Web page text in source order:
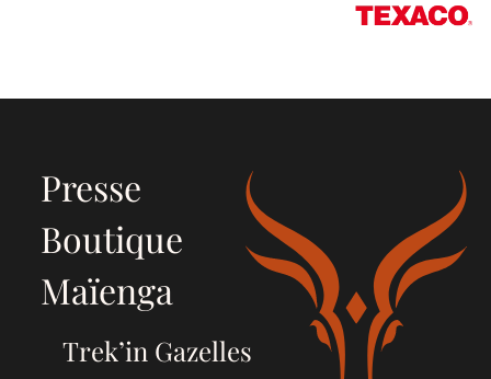
Presse
Boutique
Maïenga
Trek’in Gazelles